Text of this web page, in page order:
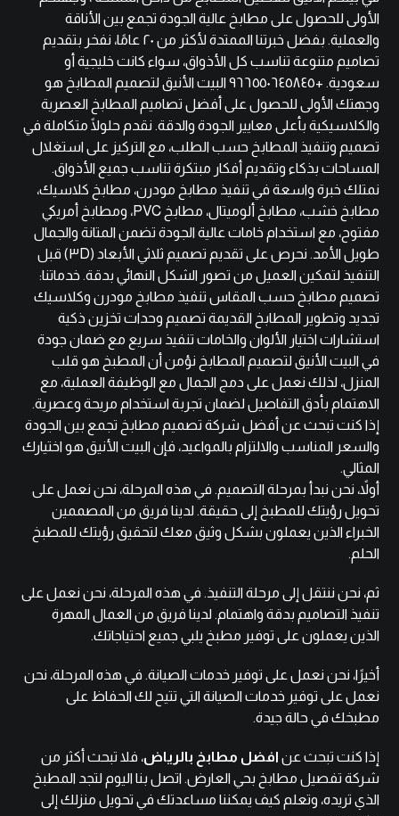
الأولى للحصول على مطابخ عالية الجودة تجمع بين الأناقة
والعملية. بفضل خبرتنا الممتدة لأكثر من ٢٠ عامًا، نفخر بتقديم
تصاميم متنوعة تناسب كل الأذواق، سواء كانت خليجية أو
سعودية. +٩٦٦٥٥٠٦٤٥٨٤٥ البيت الأنيق لتصميم المطابخ هو
وجهتك الأولى للحصول على أفضل تصاميم المطابخ العصرية
والكلاسيكية بأعلى معايير الجودة والدقة. نقدم حلولًا متكاملة في
تصميم وتنفيذ المطابخ حسب الطلب، مع التركيز على استغلال
المساحات بذكاء وتقديم أفكار مبتكرة تناسب جميع الأذواق.
نمتلك خبرة واسعة في تنفيذ مطابخ مودرن، مطابخ كلاسيك،
مطابخ خشب، مطابخ ألوميتال، مطابخ PVC، ومطابخ أمريكي
مفتوح، مع استخدام خامات عالية الجودة تضمن المتانة والجمال
طويل الأمد. نحرص على تقديم تصميم ثلاثي الأبعاد (٣D) قبل
التنفيذ لتمكين العميل من تصور الشكل النهائي بدقة. خدماتنا:
تصميم مطابخ حسب المقاس تنفيذ مطابخ مودرن وكلاسيك
تجديد وتطوير المطابخ القديمة تصميم وحدات تخزين ذكية
استشارات اختيار الألوان والخامات تنفيذ سريع مع ضمان جودة
في البيت الأنيق لتصميم المطابخ نؤمن أن المطبخ هو قلب
المنزل، لذلك نعمل على دمج الجمال مع الوظيفة العملية، مع
الاهتمام بأدق التفاصيل لضمان تجربة استخدام مريحة وعصرية.
إذا كنت تبحث عن أفضل شركة تصميم مطابخ تجمع بين الجودة
والسعر المناسب والالتزام بالمواعيد، فإن البيت الأنيق هو اختيارك
المثالي.
أولاً، نحن نبدأ بمرحلة التصميم. في هذه المرحلة، نحن نعمل على
تحويل رؤيتك للمطبخ إلى حقيقة. لدينا فريق من المصممين
الخبراء الذين يعملون بشكل وثيق معك لتحقيق رؤيتك للمطبخ
الحلم.
ثم، نحن ننتقل إلى مرحلة التنفيذ. في هذه المرحلة، نحن نعمل على
تنفيذ التصاميم بدقة واهتمام. لدينا فريق من العمال المهرة
الذين يعملون على توفير مطبخ يلبي جميع احتياجاتك.
أخيرًا، نحن نعمل على توفير خدمات الصيانة. في هذه المرحلة، نحن
نعمل على توفير خدمات الصيانة التي تتيح لك الحفاظ على
مطبخك في حالة جيدة.
إذا كنت تبحث عن افضل مطابخ بالرياض، فلا تبحث أكثر من
شركة تفصيل مطابخ بحي العارض. اتصل بنا اليوم لتجد المطبخ
الذي تريده، وتعلم كيف يمكننا مساعدتك في تحويل منزلك إلى